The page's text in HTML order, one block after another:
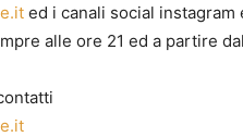
ed i canali social
alle ore 21 ed a partire